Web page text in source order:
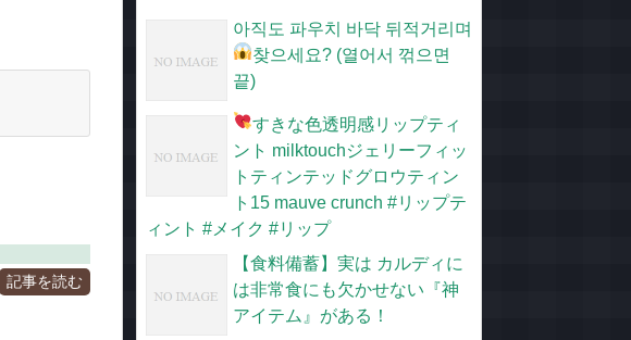
記事を読む
아직도 파우치 바닥 뒤적거리며
찾으세요? (열어서 꺾으면
끝)
すきな色透明感リップティ
ント milktouchジェリーフィッ
トティンテッドグロウティン
ト15 mauve crunch #リップテ
ィント #メイク #リップ
【食料備蓄】実は カルディに
は非常食にも欠かせない『神
アイテム』がある！